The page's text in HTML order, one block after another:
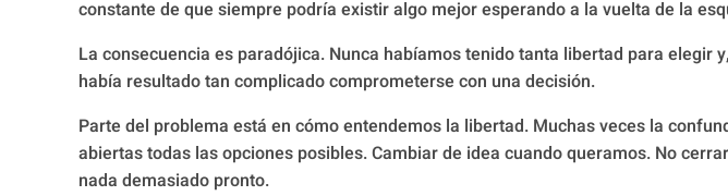
constante de que siempre podría existir algo mejor esperando a la vuelta de la
La consecuencia es paradójica. Nunca habíamos tenido tanta libertad para elegir
había resultado tan complicado comprometerse con una decisión.
Parte del problema está en cómo entendemos la libertad. Muchas veces la
abiertas todas las opciones posibles. Cambiar de idea cuando queramos. No
nada demasiado pronto.